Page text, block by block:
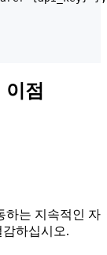
점
하는 지속적인 자
하십시오.